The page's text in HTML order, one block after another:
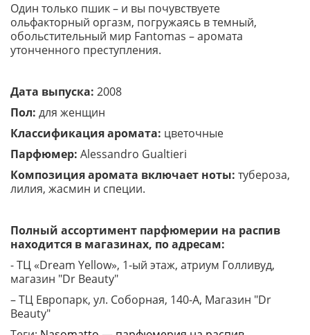
Один только пшик – и вы почувствуете
ольфакторный оргазм, погружаясь в темный,
обольстительный мир Fantomas – аромата
утонченного преступления.
Дата выпуска: 2008
Пол: для женщин
Классификация аромата: цветочные
Парфюмер: Alessandro Gualtieri
Композиция аромата включает ноты: тубероза,
лилия, жасмин и специи.
Полный ассортимент парфюмерии на распив
находится в магазинах, по адресам:
- ТЦ «Dream Yellow», 1-ый этаж, атриум Голливуд,
магазин "Dr Beauty"
– ТЦ Европарк, ул. Соборная, 140-A, Магазин "Dr
Beauty"